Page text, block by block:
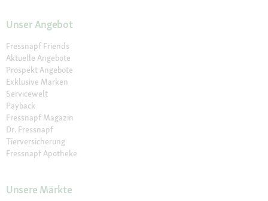
Unser Angebot
Fressnapf Friends
Aktuelle Angebote
Prospekt Angebote
Exklusive Marken
Servicewelt
Payback
Fressnapf Magazin
Dr. Fressnapf
Tierversicherung
Fressnapf Apotheke
Unsere Märkte